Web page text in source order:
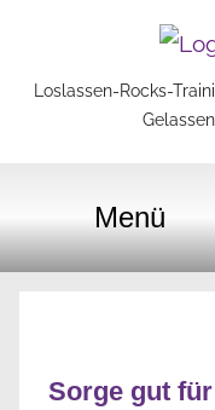
springen
Training
Loslassen-Rocks-
Menü
Sorge gut